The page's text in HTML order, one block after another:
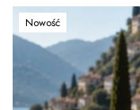
Nowość